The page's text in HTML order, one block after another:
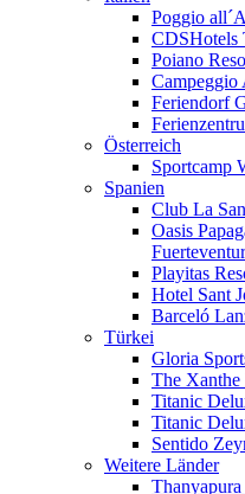
Poggio
CDSHotels
Poiano
Campeggio
Feriendorf
Österreich
Sportcamp
Spanien
Club La
Oasis
Playitas
Hotel Sant
Barceló
Türkei
Gloria
The
Titanic
Titanic
Sentido
Weitere Länder